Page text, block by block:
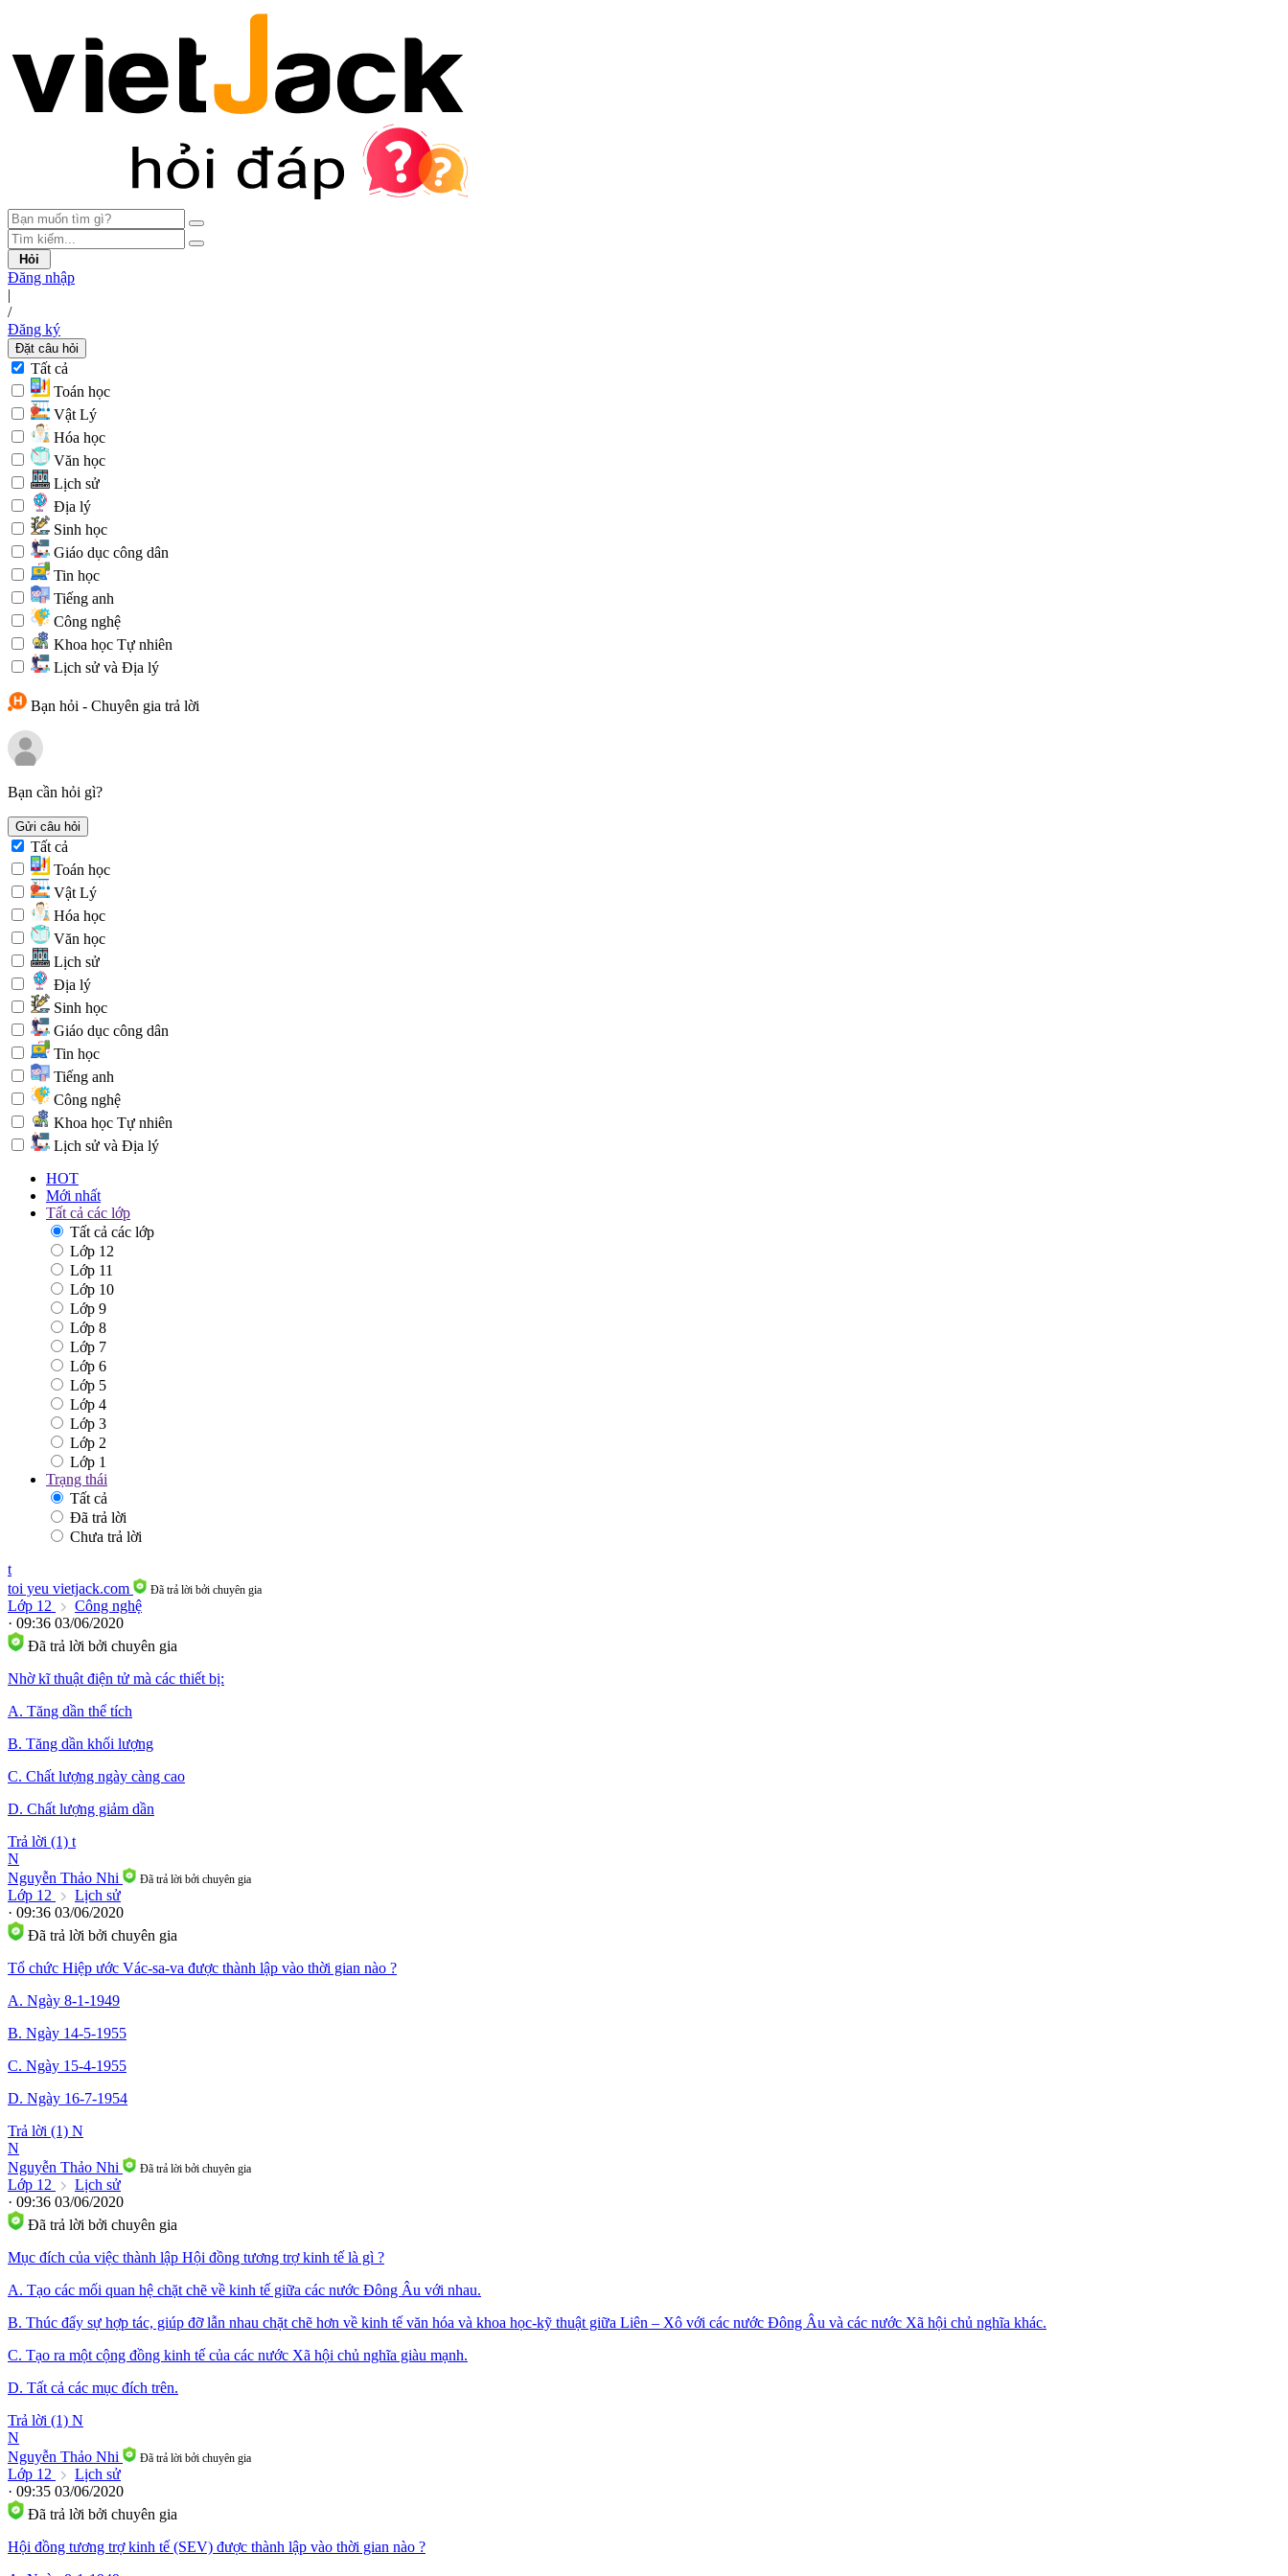
Hỏi
Đăng nhập
|
/
Đăng ký
Đặt câu hỏi
Tất cả
Toán học
Vật Lý
Hóa học
Văn học
Lịch sử
Địa lý
Sinh học
Giáo dục công dân
Tin học
Tiếng anh
Công nghệ
Khoa học Tự nhiên
Lịch sử và Địa lý
Bạn hỏi - Chuyên gia trả lời
Bạn cần hỏi gì?
Gửi câu hỏi
Tất cả
Toán học
Vật Lý
Hóa học
Văn học
Lịch sử
Địa lý
Sinh học
Giáo dục công dân
Tin học
Tiếng anh
Công nghệ
Khoa học Tự nhiên
Lịch sử và Địa lý
HOT
Mới nhất
Tất cả các lớp
Tất cả các lớp
Lớp 12
Lớp 11
Lớp 10
Lớp 9
Lớp 8
Lớp 7
Lớp 6
Lớp 5
Lớp 4
Lớp 3
Lớp 2
Lớp 1
Trạng thái
Tất cả
Đã trả lời
Chưa trả lời
t
toi yeu vietjack.com
Đã trả lời bởi chuyên gia
Lớp 12
Công nghệ
· 09:36 03/06/2020
Đã trả lời bởi chuyên gia
Nhờ kĩ thuật điện tử mà các thiết bị:
A. Tăng dần thể tích
B. Tăng dần khối lượng
C. Chất lượng ngày càng cao
D. Chất lượng giảm dần
Trả lời (1) t
N
Nguyễn Thảo Nhi
Đã trả lời bởi chuyên gia
Lớp 12
Lịch sử
· 09:36 03/06/2020
Đã trả lời bởi chuyên gia
Tổ chức Hiệp ước Vác-sa-va được thành lập vào thời gian nào ?
A. Ngày 8-1-1949
B. Ngày 14-5-1955
C. Ngày 15-4-1955
D. Ngày 16-7-1954
Trả lời (1) N
N
Nguyễn Thảo Nhi
Đã trả lời bởi chuyên gia
Lớp 12
Lịch sử
· 09:36 03/06/2020
Đã trả lời bởi chuyên gia
Mục đích của việc thành lập Hội đồng tương trợ kinh tế là gì ?
A. Tạo các mối quan hệ chặt chẽ về kinh tế giữa các nước Đông Âu với nhau.
B. Thúc đẩy sự hợp tác, giúp đỡ lẫn nhau chặt chẽ hơn về kinh tế văn hóa và khoa học-kỹ thuật giữa Liên – Xô với các nước Đông Âu và các nước Xã hội chủ nghĩa khác.
C. Tạo ra một cộng đồng kinh tế của các nước Xã hội chủ nghĩa giàu mạnh.
D. Tất cả các mục đích trên.
Trả lời (1) N
N
Nguyễn Thảo Nhi
Đã trả lời bởi chuyên gia
Lớp 12
Lịch sử
· 09:35 03/06/2020
Đã trả lời bởi chuyên gia
Hội đồng tương trợ kinh tế (SEV) được thành lập vào thời gian nào ?